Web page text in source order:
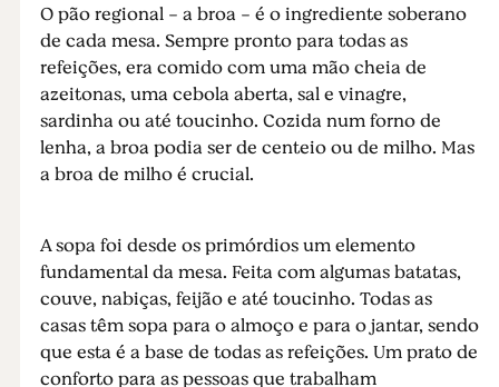
O pão regional - a broa - é o ingrediente soberano
de cada mesa. Sempre pronto para todas as
refeições, era comido com uma mão cheia de
azeitonas, uma cebola aberta, sal e vinagre,
sardinha ou até toucinho. Cozida num forno de
lenha, a broa podia ser de centeio ou de milho. Mas
a broa de milho é crucial.
A sopa foi desde os primórdios um elemento
fundamental da mesa. Feita com algumas batatas,
couve, nabiças, feijão e até toucinho. Todas as
casas têm sopa para o almoço e para o jantar, sendo
que esta é a base de todas as refeições. Um prato de
conforto para as pessoas que trabalham